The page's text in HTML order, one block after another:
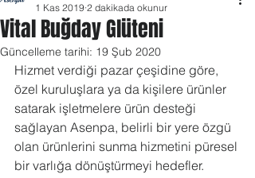
Vital Buğday Glüteni
1 Kas 2019 2 dakikada okunur
Güncelleme tarihi: 19 Şub 2020
Hizmet verdiği pazar çeşidine göre,
özel kuruluşlara ya da kişilere ürünler
satarak işletmelere ürün desteği
sağlayan Asenpa, belirli bir yere özgü
olan ürünlerini sunma hizmetini püresel
bir varlığa dönüştürmeyi hedefler.